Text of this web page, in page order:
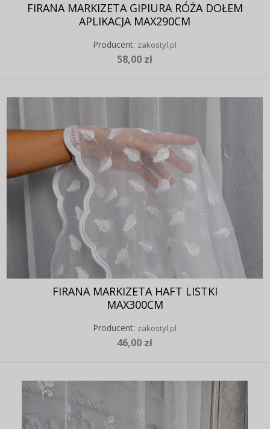
FIRANA MARKIZETA GIPIURA RÓŻA DOŁEM
APLIKACJA MAX290CM
Producent: zakostyl.pl
58,00 zł
FIRANA MARKIZETA HAFT LISTKI
MAX300CM
Producent: zakostyl.pl
46,00 zł